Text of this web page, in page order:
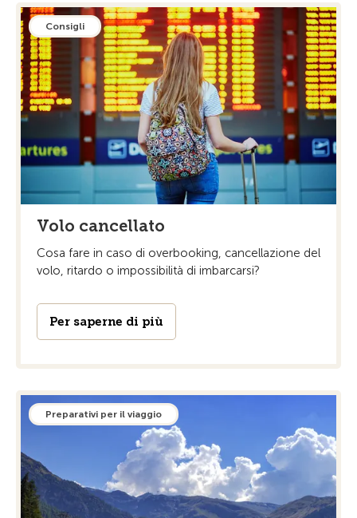
Consigli
Volo cancellato
Cosa fare in caso di overbooking, cancellazione del
volo, ritardo o impossibilità di imbarcarsi?
Per saperne di più
Preparativi per il viaggio